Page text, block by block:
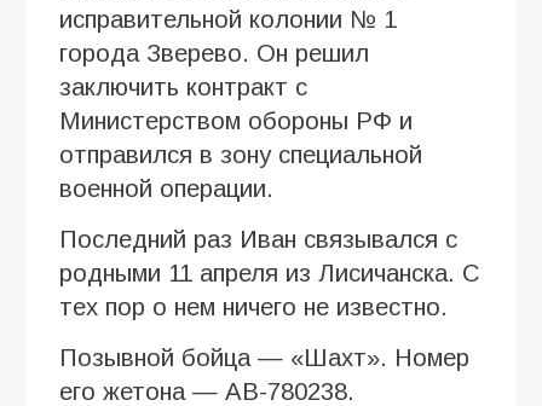
исправительной колонии № 1
города Зверево. Он решил
заключить контракт с
Министерством обороны РФ и
отправился в зону специальной
военной операции.
Последний раз Иван связывался с
родными 11 апреля из Лисичанска. С
тех пор о нем ничего не известно.
Позывной бойца — «Шахт». Номер
его жетона — АВ-780238.